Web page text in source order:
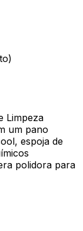
Limpeza
um pano
espoja de
polidora para